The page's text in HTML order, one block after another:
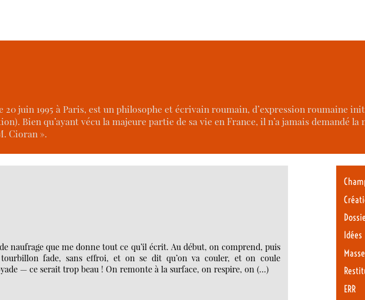
20 juin 1995 à Paris, est un philosophe et écrivain roumain, d’expression roumaine
Bien qu’ayant vécu la majeure partie de sa vie en France, il n’a jamais demandé la
Cioran ».
naufrage que me donne tout ce qu’il écrit. Au début, on comprend, puis
fade, sans effroi, et on se dit qu’on va couler, et on coule
— ce serait trop beau ! On remonte à la surface, on respire, on (…)
Idées
ERR